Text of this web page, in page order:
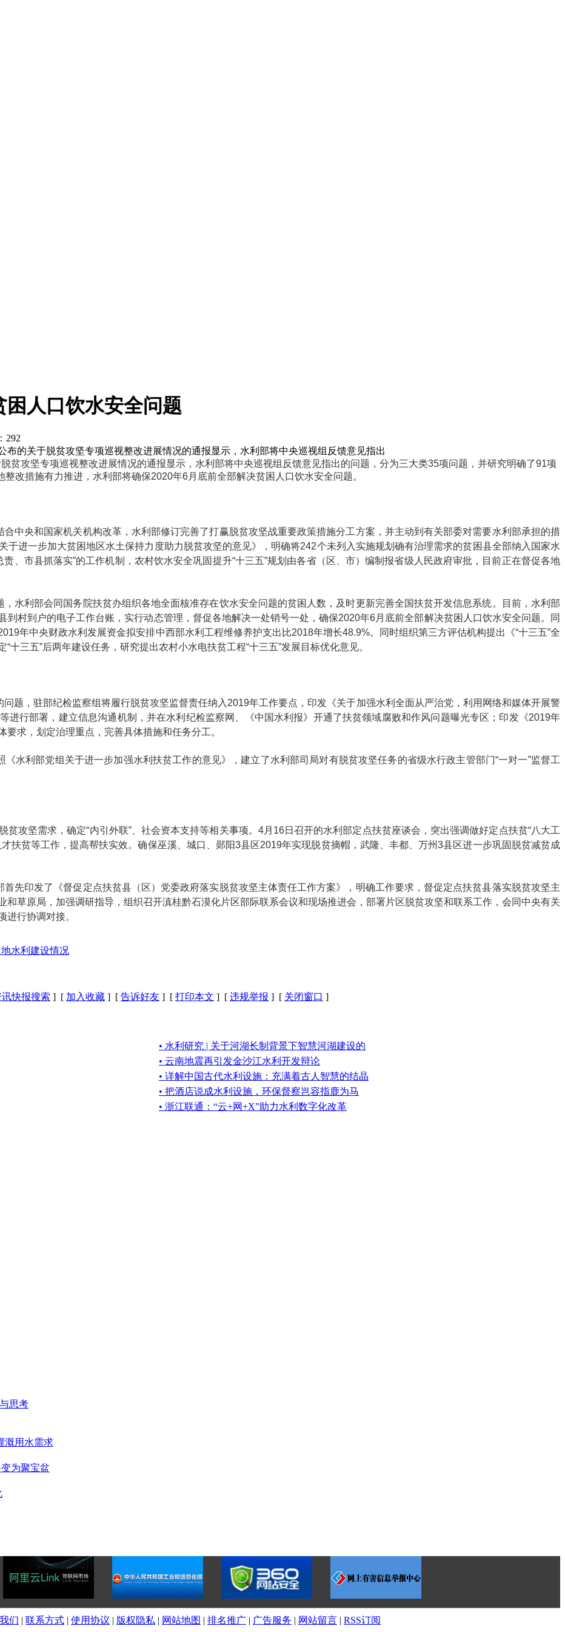
人口饮水安全问题
292
的关于脱贫攻坚专项巡视整改进展情况的通报显示，水利部将中央巡视组反馈意见指出
贫攻坚专项巡视整改进展情况的通报显示，水利部将中央巡视组反馈意见指出的问题，分为三大类35项问题，并研究明确了91项
改措施有力推进，水利部将确保2020年6月底前全部解决贫困人口饮水安全问题。
合中央和国家机关机构改革，水利部修订完善了打赢脱贫攻坚战重要政策措施分工方案，并主动到有关部委对需要水利部承担的措
于进一步加大贫困地区水土保持力度助力脱贫攻坚的意见》，明确将242个未列入实施规划确有治理需求的贫困县全部纳入国家水
、市县抓落实”的工作机制，农村饮水安全巩固提升“十三五”规划由各省（区、市）编制报省级人民政府审批，目前正在督促各地
，水利部会同国务院扶贫办组织各地全面核准存在饮水安全问题的贫困人数，及时更新完善全国扶贫开发信息系统。目前，水利部
到村到户的电子工作台账，实行动态管理，督促各地解决一处销号一处，确保2020年6月底前全部解决贫困人口饮水安全问题。同
年中央财政水利发展资金拟安排中西部水利工程维修养护支出比2018年增长48.9%。同时组织第三方评估机构提出《“十三五”全
三五”后两年建设任务，研究提出农村小水电扶贫工程“十三五”发展目标优化意见。
题，驻部纪检监察组将履行脱贫攻坚监督责任纳入2019年工作要点，印发《关于加强水利全面从严治党，利用网络和媒体开展警
进行部署，建立信息沟通机制，并在水利纪检监察网、《中国水利报》开通了扶贫领域腐败和作风问题曝光专区；印发《2019年
求，划定治理重点，完善具体措施和任务分工。
水利部党组关于进一步加强水利扶贫工作的意见》，建立了水利部司局对有脱贫攻坚任务的省级水行政主管部门“一对一”监督工
攻坚需求，确定“内引外联”、社会资本支持等相关事项。4月16日召开的水利部定点扶贫座谈会，突出强调做好定点扶贫“八大工
扶贫等工作，提高帮扶实效。确保巫溪、城口、郧阳3县区2019年实现脱贫摘帽，武隆、丰都、万州3县区进一步巩固脱贫减贫成
首先印发了《督促定点扶贫县（区）党委政府落实脱贫攻坚主体责任工作方案》，明确工作要求，督促定点扶贫县落实脱贫攻坚主
草原局，加强调研指导，组织召开滇桂黔石漠化片区部际联系会议和现场推进会，部署片区脱贫攻坚和联系工作，会同中央有关
进行协调对接。
水利建设情况
讯快报搜索 ] [ 加入收藏 ] [ 告诉好友 ] [ 打印本文 ] [ 违规举报 ] [ 关闭窗口 ]
• 水利研究 | 关于河湖长制背景下智慧河湖建设的
• 云南地震再引发金沙江水利开发辩论
• 详解中国古代水利设施：充满着古人智慧的结晶
• 把酒店说成水利设施，环保督察岂容指鹿为马
• 浙江联通：“云+网+X”助力水利数字化改革
思考
溉用水需求
为聚宝盆
们 | 联系方式 | 使用协议 | 版权隐私 | 网站地图 | 排名推广 | 广告服务 | 网站留言 | RSS订阅